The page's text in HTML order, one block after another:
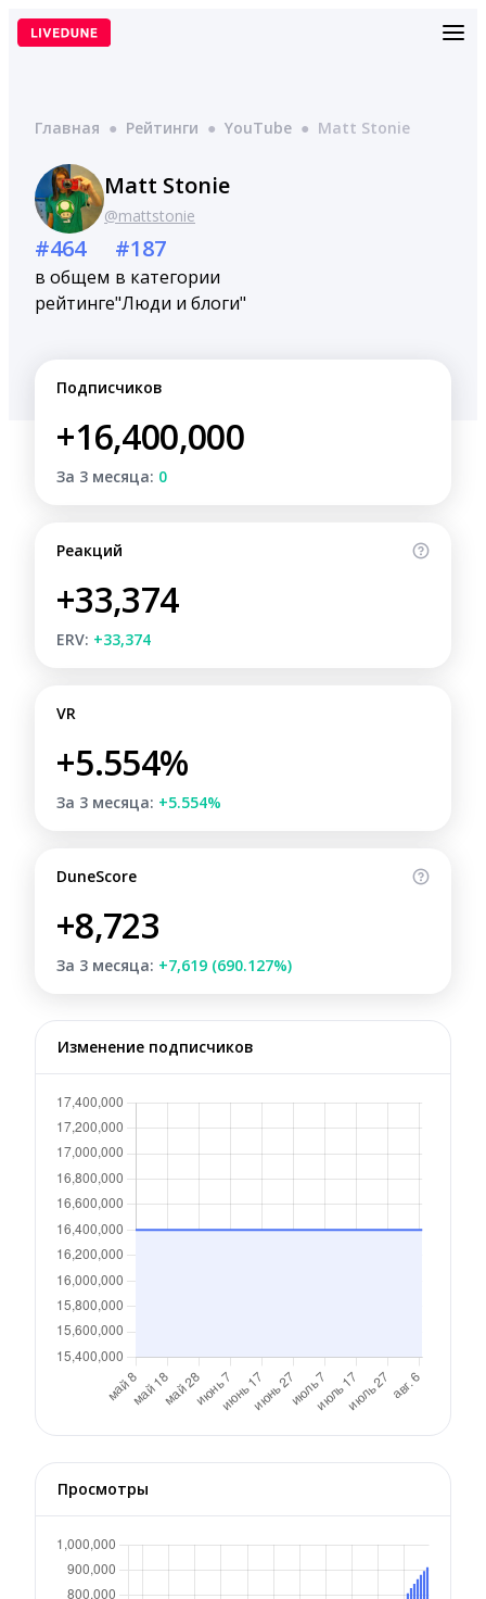
Перейти
Главная ● Рейтинги ● YouTube ● Matt Stonie
Matt Stonie
@mattstonie
#464
в общем
рейтинге
#187
в категории
"Люди и блоги"
Подписчиков
+16,400,000
За 3 месяца: 0
Реакций
+33,374
ERV: +33,374
VR
+5.554%
За 3 месяца: +5.554%
DuneScore
+8,723
За 3 месяца: +7,619 (690.127%)
Изменение подписчиков
Просмотры